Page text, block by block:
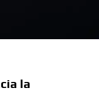
la